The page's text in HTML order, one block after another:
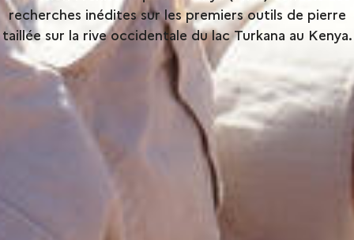
recherches inédites sur les premiers outils de pierre
taillée sur la rive occidentale du lac Turkana au Kenya.